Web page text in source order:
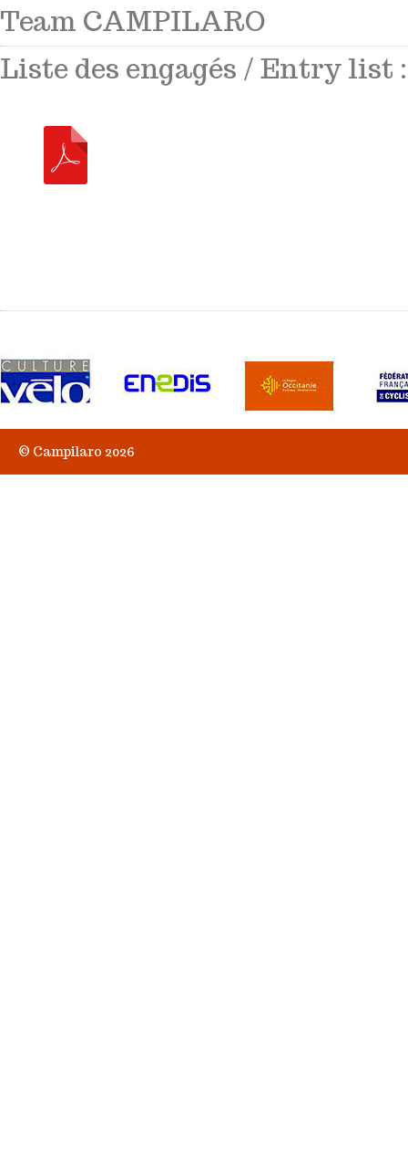
Team CAMPILARO
Liste des engagés / Entry list :
© Campilaro 2026